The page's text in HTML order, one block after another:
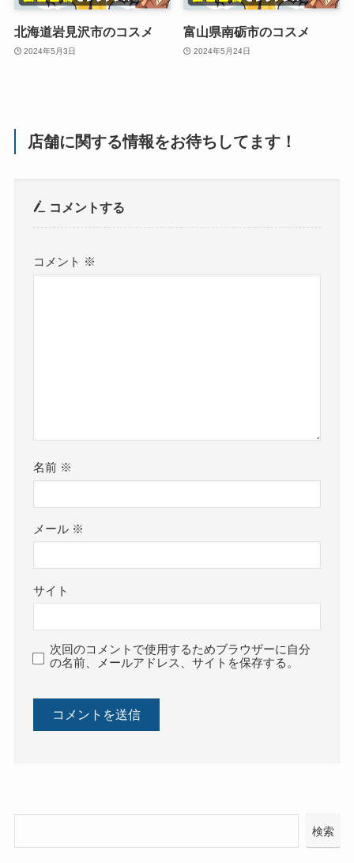
北海道岩見沢市のコスメ
2024年5月3日
富山県南砺市のコスメ
2024年5月24日
店舗に関する情報をお待ちしてます！
コメントする
コメント ※
名前 ※
メール ※
サイト
次回のコメントで使用するためブラウザーに自分
の名前、メールアドレス、サイトを保存する。
検索